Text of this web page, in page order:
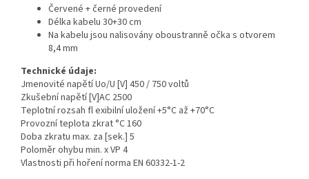
Červené + černé provedení
Délka kabelu 30+30 cm
Na kabelu jsou nalisovány oboustranně očka s otvorem
8,4 mm
Technické údaje:
Jmenovité napětí Uo/U [V] 450 / 750 voltů
Zkušební napětí [V]AC 2500
Teplotní rozsah fl exibilní uložení +5°C až +70°C
Provozní teplota zkrat °C 160
Doba zkratu max. za [sek.] 5
Poloměr ohybu min. x VP 4
Vlastnosti při hoření norma EN 60332-1-2